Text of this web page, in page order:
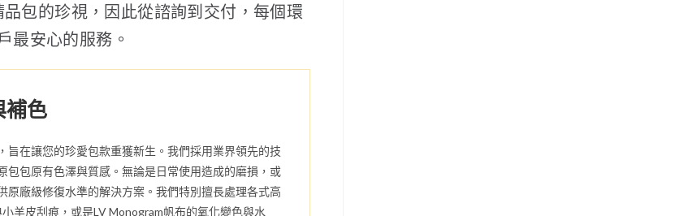
包的珍視，因此從諮詢到交付，每個環
最安心的服務。
補色
旨在讓您的珍愛包款重獲新生。我們採用業界領先的技
包包原有色澤與質感。無論是日常使用造成的磨損，或
原廠級修復水準的解決方案。我們特別擅長處理各式高
小羊皮刮痕，或是LV Monogram帆布的氧化變色與水